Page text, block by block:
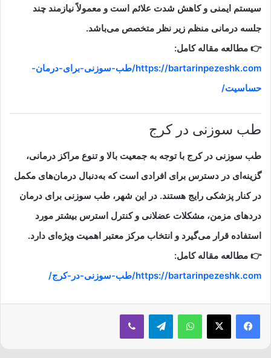
سیستم ایمنی و کاهش شدت علائم است و معمولاً نیازمند چند
جلسه درمانی منظم زیر نظر متخصص می‌باشد.
👉 مطالعه مقاله کامل:
https://bartarinpezeshk.com/طب-سوزنی-برای-درمان-
حساسیت/
طب سوزنی در کرج
طب سوزنی در کرج با توجه به جمعیت بالا و تنوع مراکز درمانی،
گزینه‌ای در دسترس برای افرادی است که به‌دنبال درمان‌های مکمل
در کنار پزشکی رایج هستند. در این شهر، طب سوزنی برای درمان
دردهای مزمن، مشکلات عضلانی و کنترل استرس بیشتر مورد
استفاده قرار می‌گیرد و انتخاب مرکز معتبر اهمیت ویژه‌ای دارد.
👉 مطالعه مقاله کامل:
https://bartarinpezeshk.com/طب-سوزنی-در-کرج/
فیسبوکایکس واتس آپ تلگرام وایبر